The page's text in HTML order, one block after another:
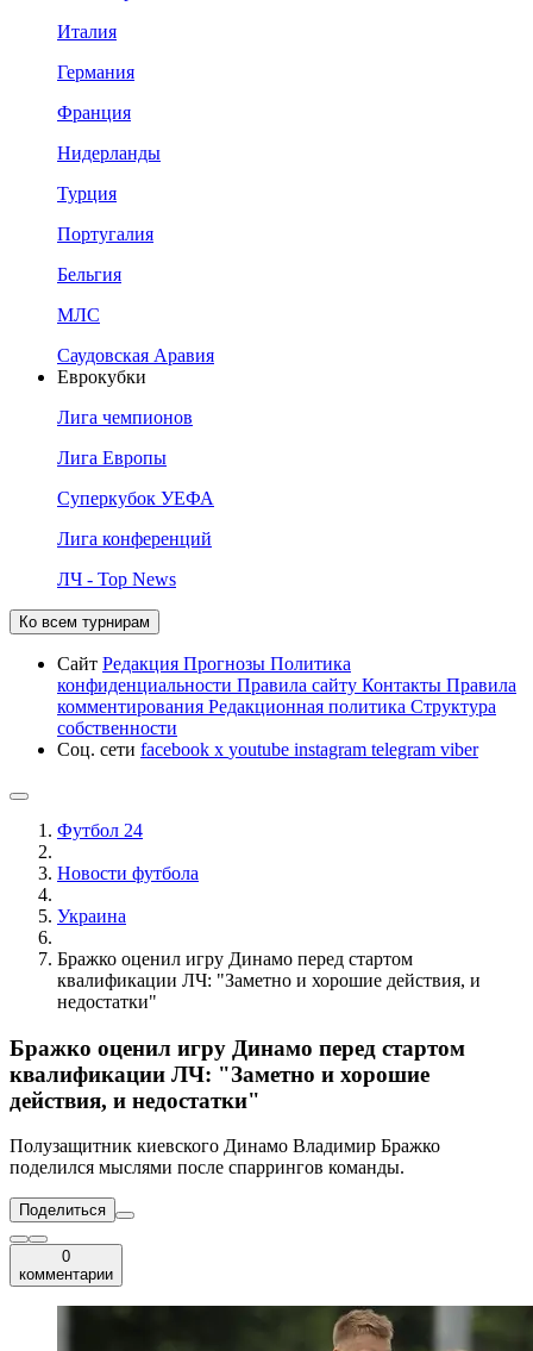
Италия
Германия
Франция
Нидерланды
Турция
Португалия
Бельгия
МЛС
Саудовская Аравия
Еврокубки
Лига чемпионов
Лига Европы
Суперкубок УЕФА
Лига конференций
ЛЧ - Top News
Ко всем турнирам
Сайт Редакция Прогнозы Политика
конфиденциальности Правила сайту Контакты Правила
комментирования Редакционная политика Структура
собственности
Соц. сети facebook x youtube instagram telegram viber
Футбол 24
Новости футбола
Украина
Бражко оценил игру Динамо перед стартом
квалификации ЛЧ: "Заметно и хорошие действия, и
недостатки"
Бражко оценил игру Динамо перед стартом
квалификации ЛЧ: "Заметно и хорошие
действия, и недостатки"
Полузащитник киевского Динамо Владимир Бражко
поделился мыслями после спаррингов команды.
Поделиться
0
комментарии